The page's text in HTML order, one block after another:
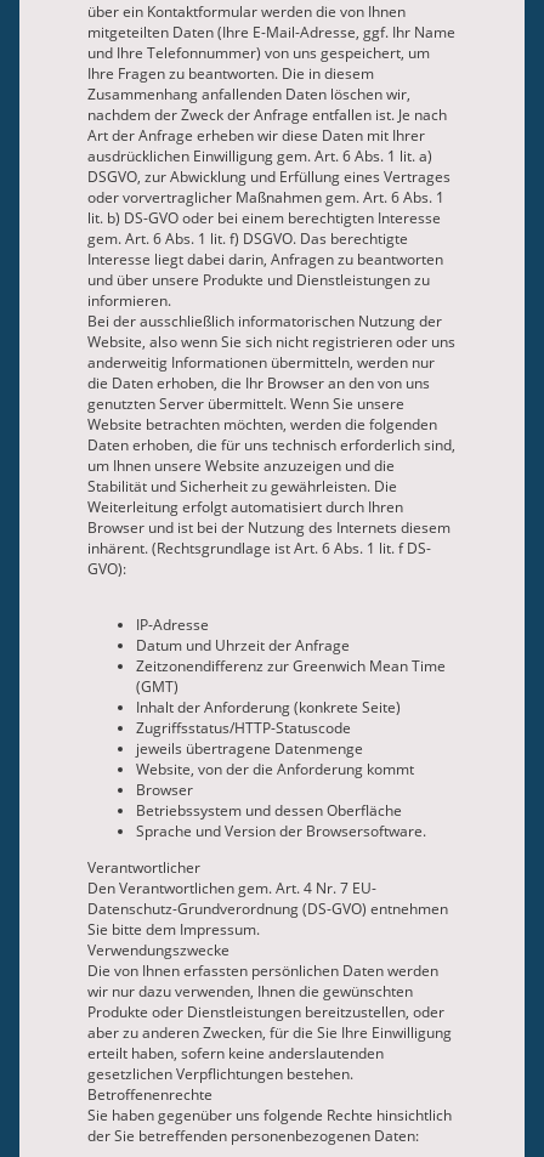
über ein Kontaktformular werden die von Ihnen
mitgeteilten Daten (Ihre E-Mail-Adresse, ggf. Ihr Name
und Ihre Telefonnummer) von uns gespeichert, um
Ihre Fragen zu beantworten. Die in diesem
Zusammenhang anfallenden Daten löschen wir,
nachdem der Zweck der Anfrage entfallen ist. Je nach
Art der Anfrage erheben wir diese Daten mit Ihrer
ausdrücklichen Einwilligung gem. Art. 6 Abs. 1 lit. a)
DSGVO, zur Abwicklung und Erfüllung eines Vertrages
oder vorvertraglicher Maßnahmen gem. Art. 6 Abs. 1
lit. b) DS-GVO oder bei einem berechtigten Interesse
gem. Art. 6 Abs. 1 lit. f) DSGVO. Das berechtigte
Interesse liegt dabei darin, Anfragen zu beantworten
und über unsere Produkte und Dienstleistungen zu
informieren.
Bei der ausschließlich informatorischen Nutzung der
Website, also wenn Sie sich nicht registrieren oder uns
anderweitig Informationen übermitteln, werden nur
die Daten erhoben, die Ihr Browser an den von uns
genutzten Server übermittelt. Wenn Sie unsere
Website betrachten möchten, werden die folgenden
Daten erhoben, die für uns technisch erforderlich sind,
um Ihnen unsere Website anzuzeigen und die
Stabilität und Sicherheit zu gewährleisten. Die
Weiterleitung erfolgt automatisiert durch Ihren
Browser und ist bei der Nutzung des Internets diesem
inhärent. (Rechtsgrundlage ist Art. 6 Abs. 1 lit. f DS-
GVO):
IP-Adresse
Datum und Uhrzeit der Anfrage
Zeitzonendifferenz zur Greenwich Mean Time
(GMT)
Inhalt der Anforderung (konkrete Seite)
Zugriffsstatus/HTTP-Statuscode
jeweils übertragene Datenmenge
Website, von der die Anforderung kommt
Browser
Betriebssystem und dessen Oberfläche
Sprache und Version der Browsersoftware.
Verantwortlicher
Den Verantwortlichen gem. Art. 4 Nr. 7 EU-
Datenschutz-Grundverordnung (DS-GVO) entnehmen
Sie bitte dem Impressum.
Verwendungszwecke
Die von Ihnen erfassten persönlichen Daten werden
wir nur dazu verwenden, Ihnen die gewünschten
Produkte oder Dienstleistungen bereitzustellen, oder
aber zu anderen Zwecken, für die Sie Ihre Einwilligung
erteilt haben, sofern keine anderslautenden
gesetzlichen Verpflichtungen bestehen.
Betroffenenrechte
Sie haben gegenüber uns folgende Rechte hinsichtlich
der Sie betreffenden personenbezogenen Daten: